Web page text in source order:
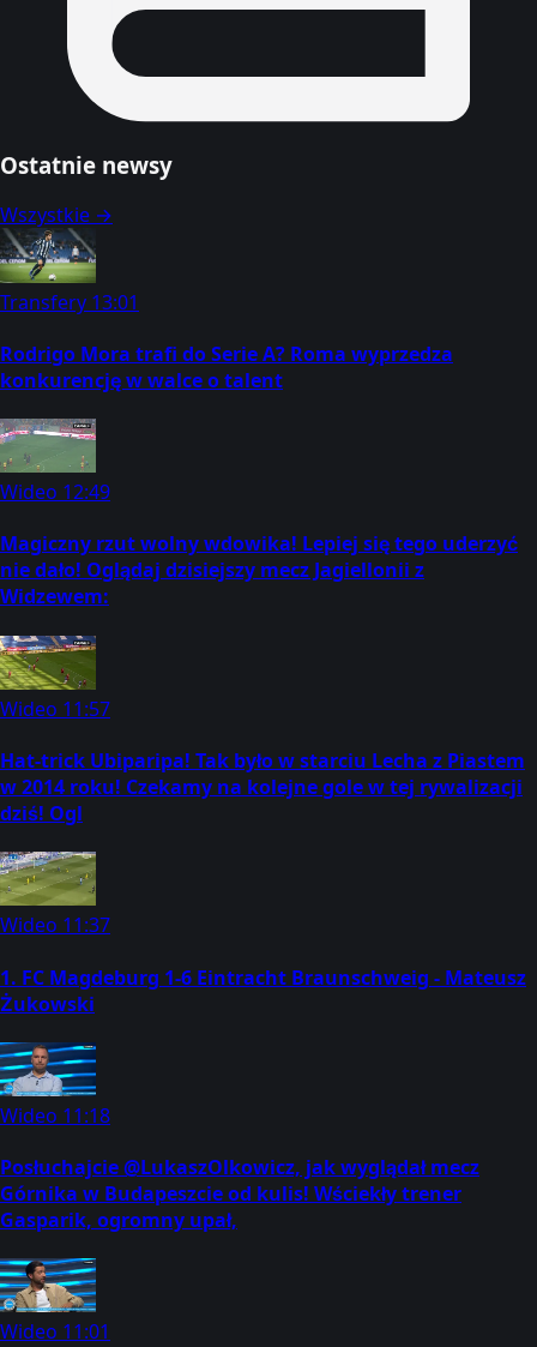
Ostatnie newsy
Wszystkie →
Transfery 13:01
Rodrigo Mora trafi do Serie A? Roma wyprzedza
konkurencję w walce o talent
Wideo 12:49
Magiczny rzut wolny wdowika! Lepiej się tego uderzyć
nie dało! Oglądaj dzisiejszy mecz Jagiellonii z
Widzewem:
Wideo 11:57
Hat-trick Ubiparipa! Tak było w starciu Lecha z Piastem
w 2014 roku! Czekamy na kolejne gole w tej rywalizacji
dziś! Ogl
Wideo 11:37
1. FC Magdeburg 1-6 Eintracht Braunschweig - Mateusz
Żukowski
Wideo 11:18
Posłuchajcie @LukaszOlkowicz, jak wyglądał mecz
Górnika w Budapeszcie od kulis! Wściekły trener
Gasparik, ogromny upał,
Wideo 11:01